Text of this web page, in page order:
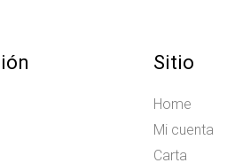
Sitio
Home
Mi cuenta
Carta